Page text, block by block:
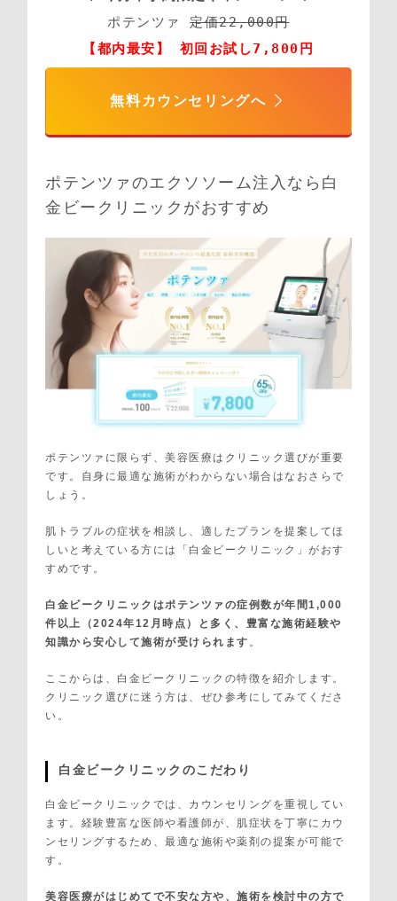
ポテンツァ 定価22,000円
【都内最安】 初回お試し7,800円
無料カウンセリングへ
ポテンツァのエクソソーム注入なら白
金ビークリニックがおすすめ
ポテンツァに限らず、美容医療はクリニック選びが重要
です。自身に最適な施術がわからない場合はなおさらで
しょう。
肌トラブルの症状を相談し、適したプランを提案してほ
しいと考えている方には「白金ビークリニック」がおす
すめです。
白金ビークリニックはポテンツァの症例数が年間1,000
件以上（2024年12月時点）と多く、豊富な施術経験や
知識から安心して施術が受けられます 。
ここからは、白金ビークリニックの特徴を紹介します。
クリニック選びに迷う方は、ぜひ参考にしてみてくださ
い。
白金ビークリニックのこだわり
白金ビークリニックでは、カウンセリングを重視してい
ます。経験豊富な医師や看護師が、肌症状を丁寧にカウ
ンセリングするため、最適な施術や薬剤の提案が可能で
す。
美容医療がはじめてで不安な方や、施術を検討中の方で